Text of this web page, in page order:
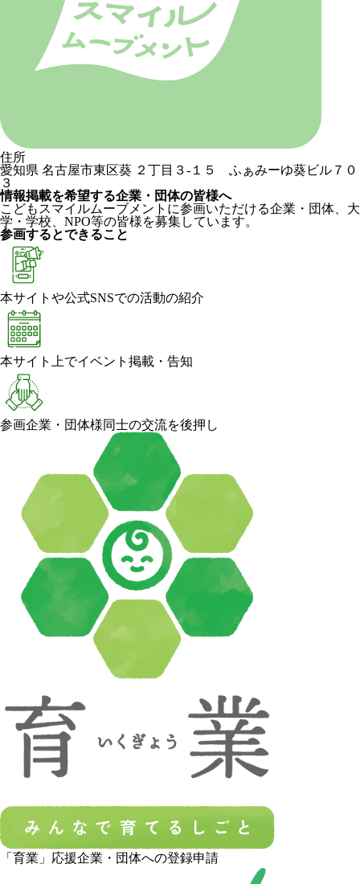
住所
愛知県 名古屋市東区葵 ２丁目３-１５ ふぁみーゆ葵ビル７０
３
情報掲載を希望する企業・団体の皆様へ
こどもスマイルムーブメントに参画いただける企業・団体、大
学・学校、NPO等の皆様を募集しています。
参画するとできること
本サイトや公式SNSでの活動の紹介
本サイト上でイベント掲載・告知
参画企業・団体様同士の交流を後押し
「育業」応援企業・団体への登録申請